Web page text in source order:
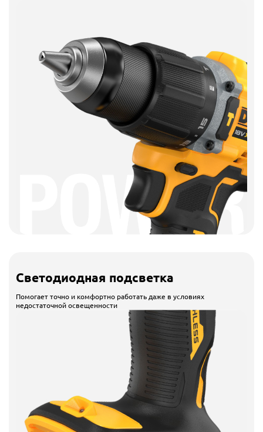
Светодиодная подсветка
Помогает точно и комфортно работать даже в условиях
недостаточной освещенности